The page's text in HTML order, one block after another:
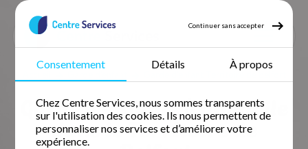
Continuer sans accepter
Consentement Détails À propos
Chez Centre Services, nous sommes transparents
sur l'utilisation des cookies. Ils nous permettent de
personnaliser nos services et d’améliorer votre
expérience.
Garde d'enfants à domicile
dans le Territoire de